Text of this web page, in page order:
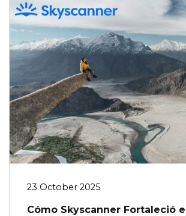
23 October 2025
Cómo Skyscanner Fortaleció